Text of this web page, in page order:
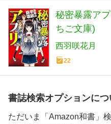
秘密暴露ア
ちご文庫)
西羽咲花月
22
書誌検索オプションにつ
ただいま「Amazon和書」